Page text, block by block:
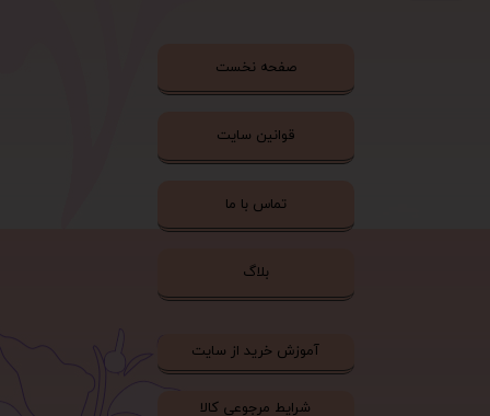
صفحه نخست
قوانین سایت
تماس با ما
بلاگ
آموزش خرید از سایت
شرایط مرجوعی کالا